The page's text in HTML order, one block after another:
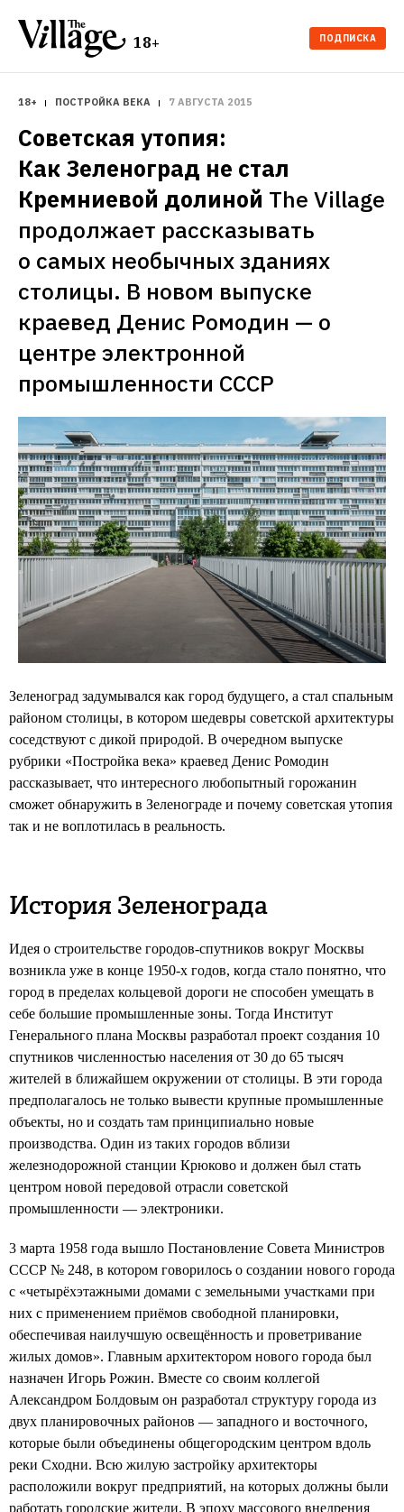
18+ ПОДПИСКА
18+ ПОСТРОЙКА ВЕКА 7 АВГУСТА 2015
Советская утопия:
Как Зеленоград не стал
Кремниевой долиной The Village
продолжает рассказывать
о самых необычных зданиях
столицы. В новом выпуске
краевед Денис Ромодин — о
центре электронной
промышленности СССР
Зеленоград задумывался как город будущего, а стал спальным
районом столицы, в котором шедевры советской архитектуры
соседствуют с дикой природой. В очередном выпуске
рубрики «Постройка века» краевед Денис Ромодин
рассказывает, что интересного любопытный горожанин
сможет обнаружить в Зеленограде и почему советская утопия
так и не воплотилась в реальность.
История Зеленограда
Идея о строительстве городов-спутников вокруг Москвы
возникла уже в конце 1950-х годов, когда стало понятно, что
город в пределах кольцевой дороги не способен умещать в
себе большие промышленные зоны. Тогда Институт
Генерального плана Москвы разработал проект создания 10
спутников численностью населения от 30 до 65 тысяч
жителей в ближайшем окружении от столицы. В эти города
предполагалось не только вывести крупные промышленные
объекты, но и создать там принципиально новые
производства. Один из таких городов вблизи
железнодорожной станции Крюково и должен был стать
центром новой передовой отрасли советской
промышленности — электроники.
3 марта 1958 года вышло Постановление Совета Министров
СССР № 248, в котором говорилось о создании нового города
с «четырёхэтажными домами с земельными участками при
них с применением приёмов свободной планировки,
обеспечивая наилучшую освещённость и проветривание
жилых домов». Главным архитектором нового города был
назначен Игорь Рожин. Вместе со своим коллегой
Александром Болдовым он разработал структуру города из
двух планировочных районов — западного и восточного,
которые были объединены общегородским центром вдоль
реки Сходни. Всю жилую застройку архитекторы
расположили вокруг предприятий, на которых должны были
работать городские жители. В эпоху массового внедрения